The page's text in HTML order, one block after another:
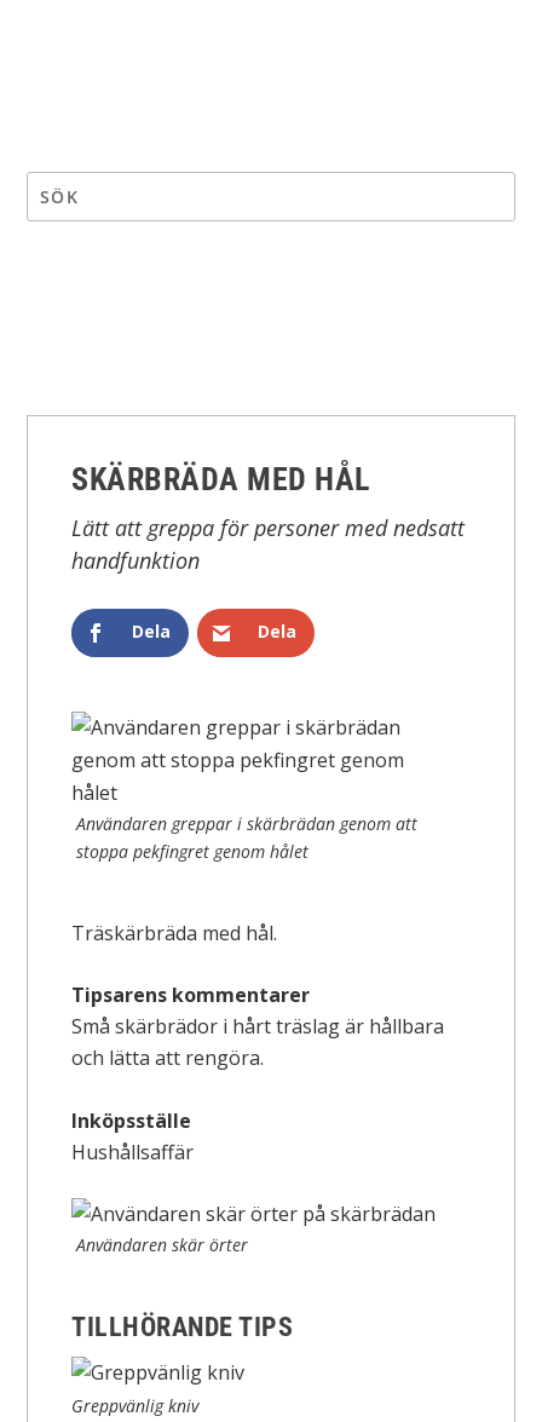
SKÄRBRÄDA MED HÅL
Lätt att greppa för personer med nedsatt
handfunktion
Dela Dela
Användaren greppar i skärbrädan genom att
stoppa pekfingret genom hålet
Träskärbräda med hål.
Tipsarens kommentarer
Små skärbrädor i hårt träslag är hållbara
och lätta att rengöra.
Inköpsställe
Hushållsaffär
Användaren skär örter
TILLHÖRANDE TIPS
Greppvänlig kniv